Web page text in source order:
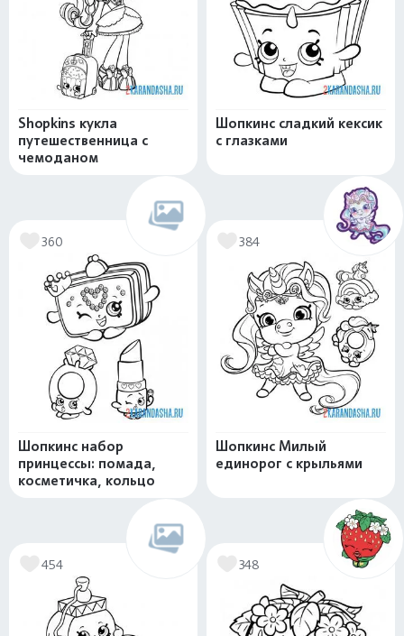
Shopkins кукла
путешественница с
чемоданом
Шопкинс сладкий кексик
с глазками
360
Шопкинс набор
принцессы: помада,
косметичка, кольцо
384
Шопкинс Милый
единорог с крыльями
454 348